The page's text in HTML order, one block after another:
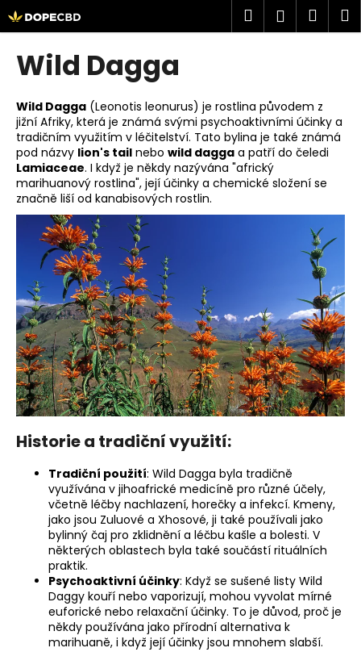
Přejít
na
obsah
Hledat
Wild Dagga
Wild Dagga (Leonotis leonurus) je rostlina původem z
jižní Afriky, která je známá svými psychoaktivními účinky a
tradičním využitím v léčitelství. Tato bylina je také známá
pod názvy lion's tail nebo wild dagga a patří do čeledi
Lamiaceae. I když je někdy nazývána "africký
marihuanový rostlina", její účinky a chemické složení se
značně liší od kanabisových rostlin.
Historie a tradiční využití:
Tradiční použití: Wild Dagga byla tradičně
využívána v jihoafrické medicíně pro různé účely,
včetně léčby nachlazení, horečky a infekcí. Kmeny,
jako jsou Zuluové a Xhosové, ji také používali jako
bylinný čaj pro zklidnění a léčbu kašle a bolesti. V
některých oblastech byla také součástí rituálních
praktik.
Psychoaktivní účinky: Když se sušené listy Wild
Daggy kouří nebo vaporizují, mohou vyvolat mírné
euforické nebo relaxační účinky. To je důvod, proč je
někdy používána jako přírodní alternativa k
marihuaně, i když její účinky jsou mnohem slabší.
K
o
o
p
o
t
ř
e
e
t
e
n
a
j
í
t
HLEDAT